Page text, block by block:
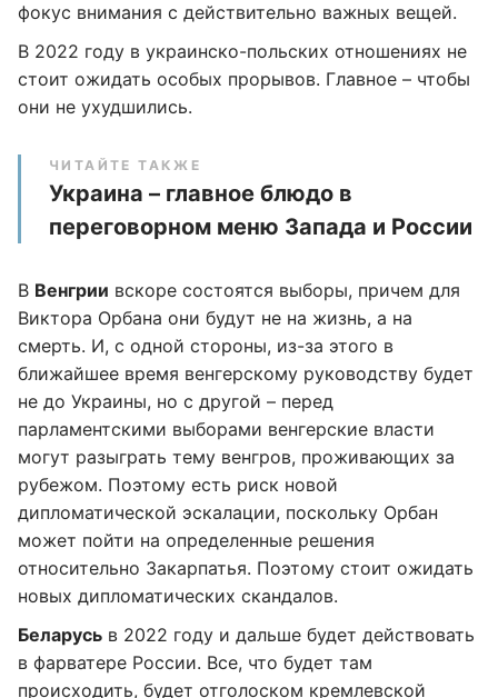
фокус внимания с действительно важных вещей.
В 2022 году в украинско-польских отношениях не
стоит ожидать особых прорывов. Главное – чтобы
они не ухудшились.
ЧИТАЙТЕ ТАКЖЕ
Украина – главное блюдо в
переговорном меню Запада и России
В Венгрии вскоре состоятся выборы, причем для
Виктора Орбана они будут не на жизнь, а на
смерть. И, с одной стороны, из-за этого в
ближайшее время венгерскому руководству будет
не до Украины, но с другой – перед
парламентскими выборами венгерские власти
могут разыграть тему венгров, проживающих за
рубежом. Поэтому есть риск новой
дипломатической эскалации, поскольку Орбан
может пойти на определенные решения
относительно Закарпатья. Поэтому стоит ожидать
новых дипломатических скандалов.
Беларусь в 2022 году и дальше будет действовать
в фарватере России. Все, что будет там
происходить, будет отголоском кремлевской